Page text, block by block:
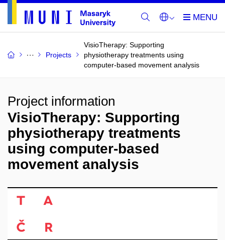
Projects
VisioTherapy: Supporting
physiotherapy treatments using
computer-based movement analysis
Project information
VisioTherapy: Supporting
physiotherapy treatments
using computer-based
movement analysis